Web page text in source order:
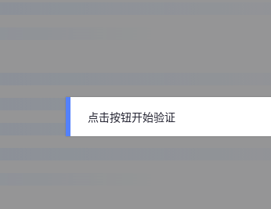
点击按钮开始验证